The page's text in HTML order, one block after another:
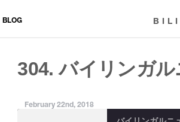
BLOG
304. バイリンガ
February 22nd, 2018